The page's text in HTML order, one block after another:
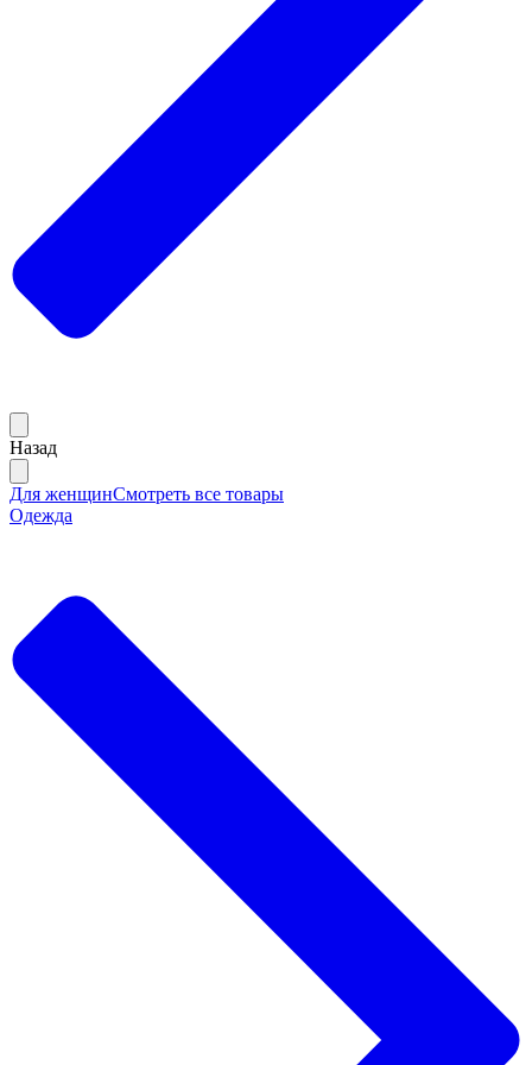
Назад
Для женщинСмотреть все товары
Одежда